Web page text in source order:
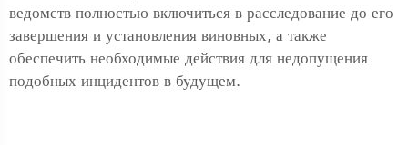
ведомств полностью включиться в расследование до его
завершения и установления виновных, а также
обеспечить необходимые действия для недопущения
подобных инцидентов в будущем.